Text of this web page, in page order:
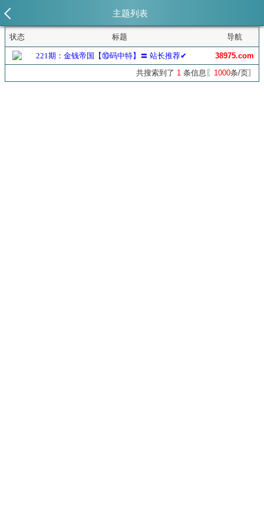
主题列表
状态 标题 导航
221期：金钱帝国【⑩码中特】〓 站长推荐✔
38975.com
共搜索到了 1 条信息〖 1000条/页〗